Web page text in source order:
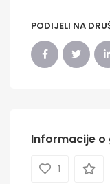
PODIJELI NA
Informacije o
1